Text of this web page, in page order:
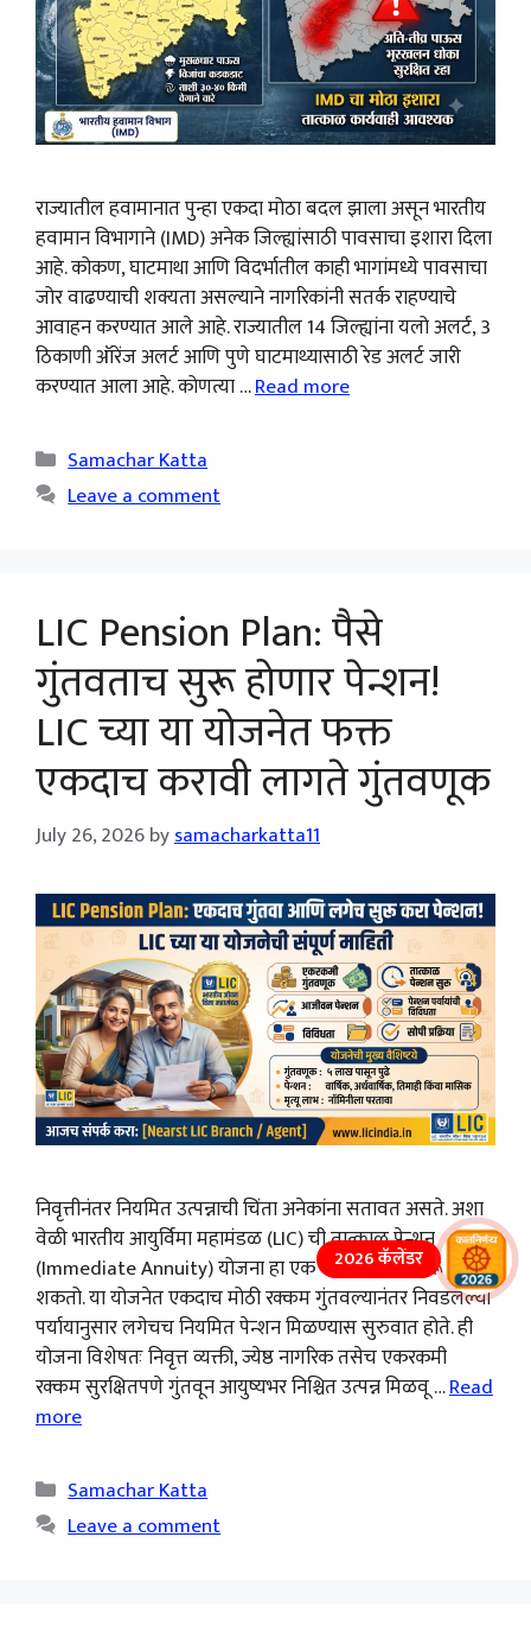
राज्यातील हवामानात पुन्हा एकदा मोठा बदल झाला असून भारतीय
हवामान विभागाने (IMD) अनेक जिल्ह्यांसाठी पावसाचा इशारा दिला
आहे. कोकण, घाटमाथा आणि विदर्भातील काही भागांमध्ये पावसाचा
जोर वाढण्याची शक्यता असल्याने नागरिकांनी सतर्क राहण्याचे
आवाहन करण्यात आले आहे. राज्यातील 14 जिल्ह्यांना यलो अलर्ट, 3
ठिकाणी ऑरेंज अलर्ट आणि पुणे घाटमाथ्यासाठी रेड अलर्ट जारी
करण्यात आला आहे. कोणत्या …Read more
Categories
Samachar Katta
Leave a comment
LIC Pension Plan: पैसे
गुंतवताच सुरू होणार पेन्शन!
LIC च्या या योजनेत फक्त
एकदाच करावी लागते गुंतवणूक
July 26, 2026bysamacharkatta11
निवृत्तीनंतर नियमित उत्पन्नाची चिंता अनेकांना सतावत असते. अशा
वेळी भारतीय आयुर्विमा महामंडळ (LIC) ची तात्काळ पेन्शन
(Immediate Annuity) योजना हा एक चांगला पर्याय ठरू
शकतो. या योजनेत एकदाच मोठी रक्कम गुंतवल्यानंतर निवडलेल्या
पर्यायानुसार लगेचच नियमित पेन्शन मिळण्यास सुरुवात होते. ही
योजना विशेषतः निवृत्त व्यक्ती, ज्येष्ठ नागरिक तसेच एकरकमी
रक्कम सुरक्षितपणे गुंतवून आयुष्यभर निश्चित उत्पन्न मिळवू …Read
more
Categories
Samachar Katta
Leave a comment
2026 कॅलेंडर